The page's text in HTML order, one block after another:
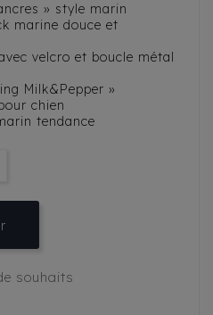
» style marin
marine douce et
velcro et boucle métal
Milk&Pepper »
chien
tendance
souhaits